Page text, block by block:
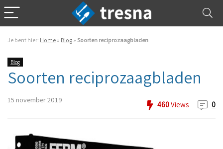
Je bent hier: Home » Blog » Soorten reciprozaagbladen
Blog
Soorten reciprozaagbladen
15 november 2019
460Views 0